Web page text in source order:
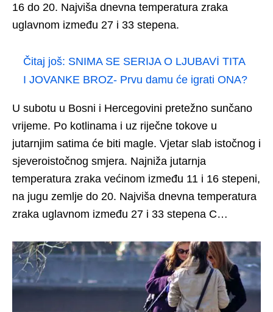
16 do 20. Najviša dnevna temperatura zraka
uglavnom između 27 i 33 stepena.
Čitaj još: SNIMA SE SERIJA O LJUBAVİ TITA
I JOVANKE BROZ- Prvu damu će igrati ONA?
U subotu u Bosni i Hercegovini pretežno sunčano
vrijeme. Po kotlinama i uz riječne tokove u
jutarnjim satima će biti magle. Vjetar slab istočnog i
sjeveroistočnog smjera. Najniža jutarnja
temperatura zraka većinom između 11 i 16 stepeni,
na jugu zemlje do 20. Najviša dnevna temperatura
zraka uglavnom između 27 i 33 stepena C…